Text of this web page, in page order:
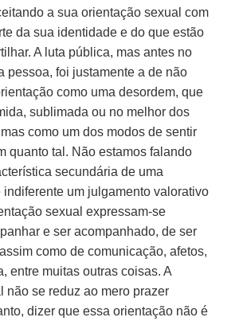
a sua orientação sexual com
da sua identidade e do que estão
A luta pública, mas antes no
pessoa, foi justamente a de não
como uma desordem, que
sublimada ou no melhor dos
mas como um dos modos de sentir
quanto tal. Não estamos falando
secundária de uma
indiferente um julgamento valorativo
sexual expressam-se
e ser acompanhado, de ser
como de comunicação, afetos,
entre muitas outras coisas. A
não se reduz ao mero prazer
dizer que essa orientação não é